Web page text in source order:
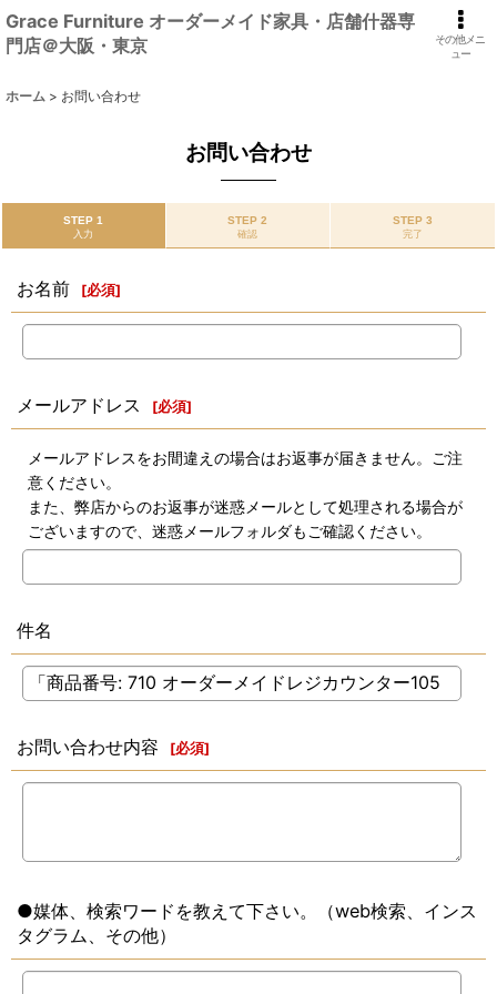
Grace Furniture オーダーメイド家具・店舗什器専
門店＠大阪・東京
その他メニ
ュー
ホーム > お問い合わせ
お問い合わせ
STEP 1
入力
STEP 2
確認
STEP 3
完了
お名前 [必須]
メールアドレス [必須]
メールアドレスをお間違えの場合はお返事が届きません。ご注
意ください。
また、弊店からのお返事が迷惑メールとして処理される場合が
ございますので、迷惑メールフォルダもご確認ください。
件名
お問い合わせ内容 [必須]
●媒体、検索ワードを教えて下さい。（web検索、インス
タグラム、その他）